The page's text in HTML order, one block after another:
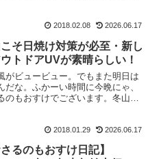
ヶ岳山行です。2017年4月 黒部縦
2018.02.08 2026.06.17
そ日焼け対策が必至・新し
トドアUVが素晴らしい！
がビュービュー。でもまた明日は
だな。ふかーい時間に今晩にゃ、
のもおすけでございます。冬山こ
ある日焼け止め・アウトドアUVを
2018.01.29 2026.06.17
さるのもおすけ日記】